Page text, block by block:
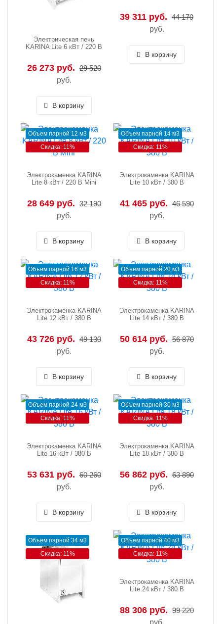
Электрическая печь
KARINA Lite 6 кВт / 220 В
26 273 руб. 29 520
руб.
В корзину
39 311 руб.
44 170
руб.
В корзину
Объем парной 12 м3
Скидка: 11%
Электрокаменка KARINA
Lite 8 кВт / 220 В Mini
28 649 руб. 32 190
руб.
В корзину
Объем парной 14 м3
Скидка: 11%
Электрокаменка KARINA
Lite 10 кВт / 380 В
41 465 руб. 46 590
руб.
В корзину
Объем парной 16 м3
Скидка: 11%
Электрокаменка KARINA
Lite 12 кВт / 380 В
43 726 руб. 49 130
руб.
В корзину
Объем парной 20 м3
Скидка: 11%
Электрокаменка KARINA
Lite 14 кВт / 380 В
50 614 руб. 56 870
руб.
В корзину
Объем парной 24 м3
Скидка: 11%
Электрокаменка KARINA
Lite 16 кВт / 380 В
53 631 руб. 60 260
руб.
В корзину
Объем парной 30 м3
Скидка: 11%
Электрокаменка KARINA
Lite 18 кВт / 380 В
56 862 руб. 63 890
руб.
В корзину
Объем парной 34 м3
Скидка: 11%
Объем парной 40 м3
Скидка: 11%
Электрокаменка KARINA
Lite 24 кВт / 380 В
88 306 руб. 99 220